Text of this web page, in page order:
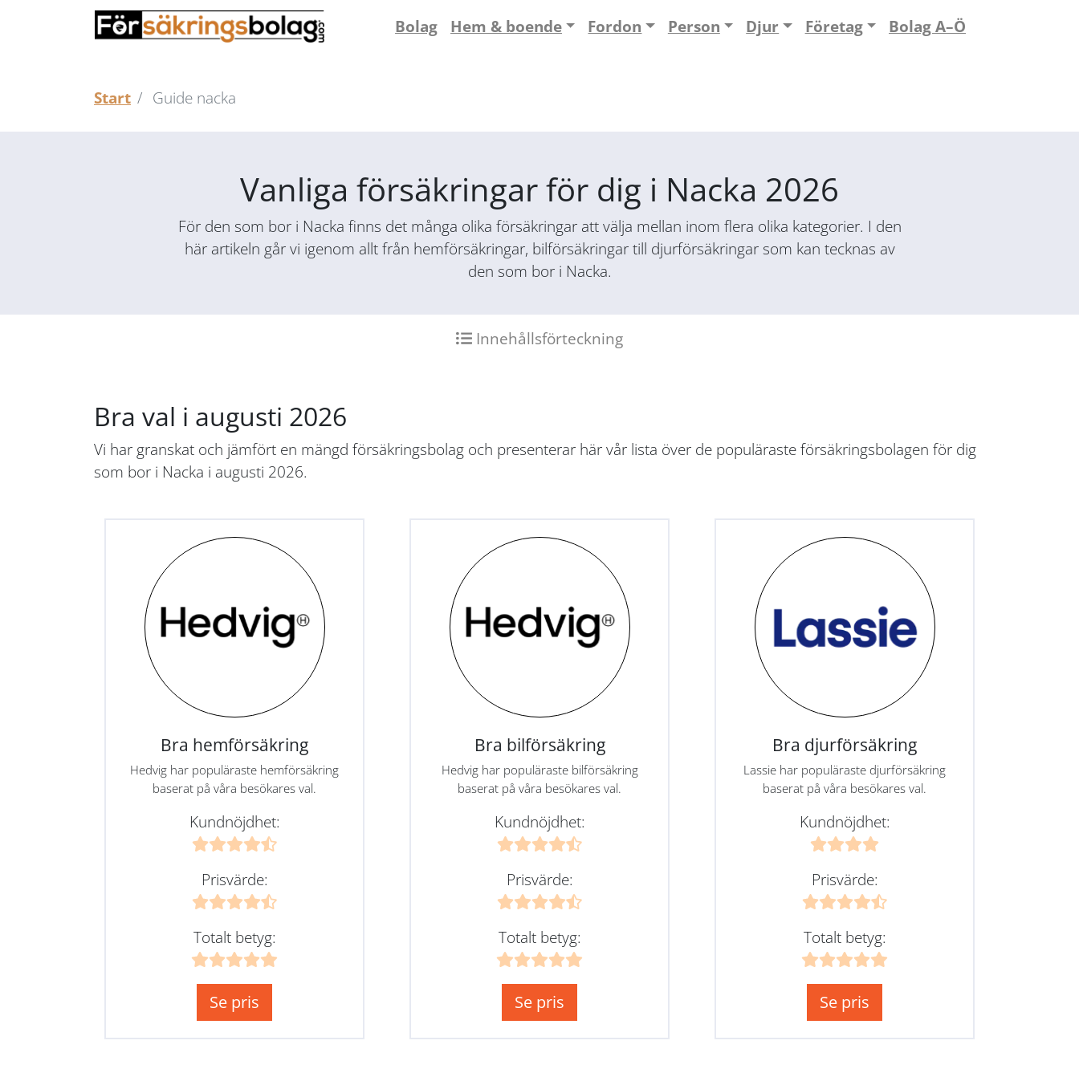
Bolag Hem & boende Fordon Person Djur Företag Bolag A–Ö
Start Guide nacka
Vanliga försäkringar för dig i Nacka 2026
För den som bor i Nacka finns det många olika försäkringar att välja mellan inom flera olika kategorier. I den
här artikeln går vi igenom allt från hemförsäkringar, bilförsäkringar till djurförsäkringar som kan tecknas av
den som bor i Nacka.
Innehållsförteckning
Bra val i augusti 2026
Vi har granskat och jämfört en mängd försäkringsbolag och presenterar här vår lista över de populäraste försäkringsbolagen för dig
som bor i Nacka i augusti 2026.
Bra hemförsäkring
Hedvig har populäraste hemförsäkring
baserat på våra besökares val.
Kundnöjdhet:
Prisvärde:
Totalt betyg:
Se pris
Bra bilförsäkring
Hedvig har populäraste bilförsäkring
baserat på våra besökares val.
Kundnöjdhet:
Prisvärde:
Totalt betyg:
Se pris
Bra djurförsäkring
Lassie har populäraste djurförsäkring
baserat på våra besökares val.
Kundnöjdhet:
Prisvärde:
Totalt betyg:
Se pris